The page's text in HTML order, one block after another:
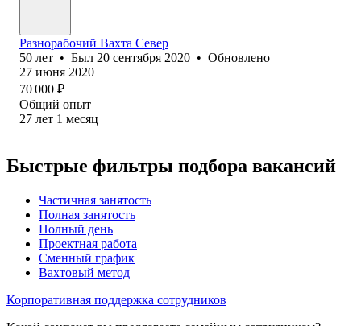
Разнорабочий Вахта Север
50 лет • Был 20 сентября 2020 • Обновлено
27 июня 2020
70 000 ₽
Общий опыт
27 лет 1 месяц
Быстрые фильтры подбора вакансий
Частичная занятость
Полная занятость
Полный день
Проектная работа
Сменный график
Вахтовый метод
Корпоративная поддержка сотрудников